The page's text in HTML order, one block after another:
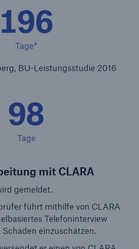
196
Tage*
BU-Leistungsstudie 2016
98
Tage
mit CLARA
gemeldet.
führt mithilfe von CLARA
Telefoninterview
einzuschätzen.
wirtschaftliche Kosten der
bn
2018